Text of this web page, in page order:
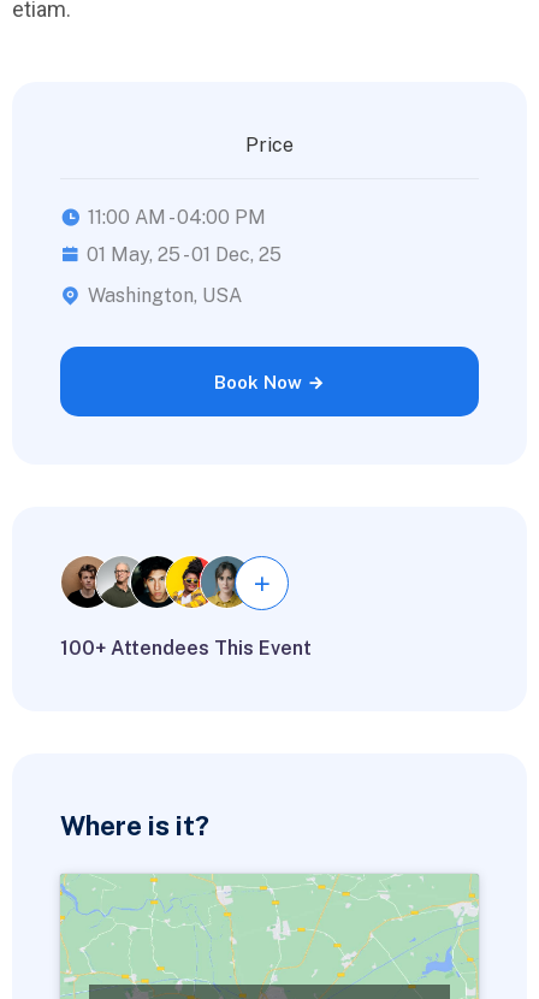
etiam.
Price
11:00 AM - 04:00 PM
01 May, 25 - 01 Dec, 25
Washington, USA
Book Now
100+ Attendees This Event
Where is it?